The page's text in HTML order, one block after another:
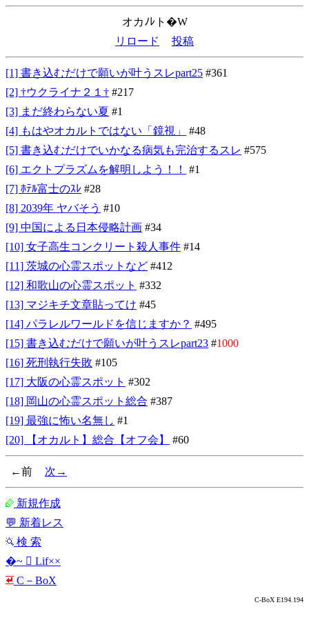
オカﾉﾚト�W
リロード
投稿
[1] 書き込むだけで願いが叶うスレpart25 #361
[2] †ウクライナ２１† #217
[3] まだ終わらない夏 #1
[4] もはやオカルトではない「鏡視」
#48
[5] 書き込むだけでいかなる病気も完治するスレ #575
[6] エクトプラズムを解明しよう！！
#1
[7] ﾎﾃﾙ富士のｽﾚ #28
[8] 2039年 ヤバそう #10
[9] 中国による日本侵略計画 #34
[10] 女子高生コンクリート殺人事件 #14
[11] 茨城の心霊スポットなど #412
[12] 和歌山の心霊スポット #332
[13] マジキチ文章貼ってけ #45
[14] パラレルワールドを信じますか？ #495
[15] 書き込むだけで願いが叶うスレpart23 #1000
[16] 死刑執行失敗 #105
[17] 大阪の心霊スポット #302
[18] 岡山の心霊スポット総合 #387
[19] 最強に怖い名無し #1
[20] 【オカルト】総合【オフ会】
#60
←前 次→
新規作成
💬 新着レス
検 索
�~  Lif××
С－ΒоΧ
C-BoX E194.194